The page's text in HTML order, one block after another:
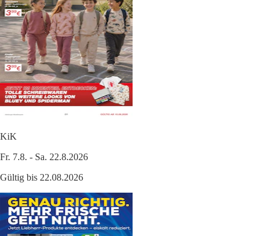
KiK
Fr. 7.8. - Sa. 22.8.2026
Gültig bis 22.08.2026